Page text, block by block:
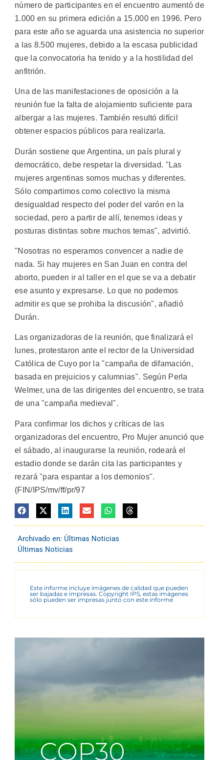
número de participantes en el encuentro aumentó de
1.000 en su primera edición a 15.000 en 1996. Pero
para este año se aguarda una asistencia no superior
a las 8.500 mujeres, debido a la escasa publicidad
que la convocatoria ha tenido y a la hostilidad del
anfitrión.
Una de las manifestaciones de oposición a la
reunión fue la falta de alojamiento suficiente para
albergar a las mujeres. También resultó difícil
obtener espacios públicos para realizarla.
Durán sostiene que Argentina, un país plural y
democrático, debe respetar la diversidad. "Las
mujeres argentinas somos muchas y diferentes.
Sólo compartimos como colectivo la misma
desigualdad respecto del poder del varón en la
sociedad, pero a partir de allí, tenemos ideas y
posturas distintas sobre muchos temas", advirtió.
"Nosotras no esperamos convencer a nadie de
nada. Si hay mujeres en San Juan en contra del
aborto, pueden ir al taller en el que se va a debatir
ese asunto y expresarse. Lo que no podemos
admitir es que se prohiba la discusión", añadió
Durán.
Las organizadoras de la reunión, que finalizará el
lunes, protestaron ante el rector de la Universidad
Católica de Cuyo por la "campaña de difamación,
basada en prejuicios y calumnias". Según Perla
Welmer, una de las dirigentes del encuentro, se trata
de una "campaña medieval".
Para confirmar los dichos y críticas de las
organizadoras del encuentro, Pro Mujer anunció que
el sábado, al inaugurarse la reunión, rodeará el
estadio donde se darán cita las participantes y
rezará "para espantar a los demonios".
(FIN/IPS/mv/ff/pr/97
Archivado en: Últimas Noticias
Últimas Noticias
Este informe incluye imágenes de calidad que pueden
ser bajadas e impresas. Copyright IPS, estas imágenes
sólo pueden ser impresas junto con este informe